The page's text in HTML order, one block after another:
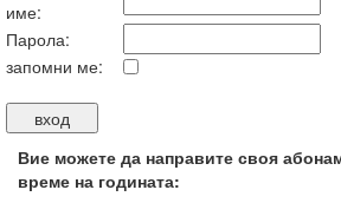
име:
Парола:
запомни ме:
Вие можете да направите своя
време на годината: